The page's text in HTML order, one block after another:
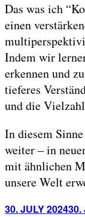
Das was ich
einen
Indem wir
erkennen und
tieferes
und die
In diesem
weiter – in
mit ähnlichen
unsere Welt
Posted
30. JULY 202430.